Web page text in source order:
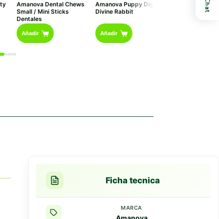
Amanova Dental Chews
Small / Mini Sticks
Dentales
Añadir
Amanova Puppy Digestive
Divine Rabbit
Añadir
Amanova Atún
En Gelatina
Ficha tecnica
MARCA
Chat